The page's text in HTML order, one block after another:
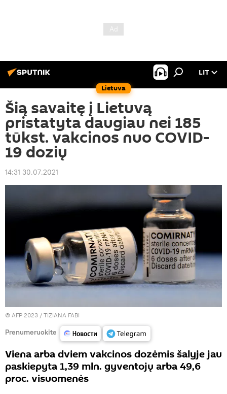
Lietuva
LIT
Šią savaitę į Lietuvą
pristatyta daugiau nei 185
tūkst. vakcinos nuo COVID-
19 dozių
14:31 30.07.2021
© AFP 2023 / TIZIANA FABI
Prenumeruokite
Viena arba dviem vakcinos dozėmis šalyje jau
paskiepyta 1,39 mln. gyventojų arba 49,6
proc. visuomenės